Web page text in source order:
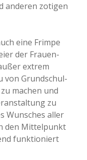
anderen zotigen
eine Frimpe
der Frauen-
extrem
von Grundschul-
machen und
zu
Wunsches aller
den Mittelpunkt
funktioniert